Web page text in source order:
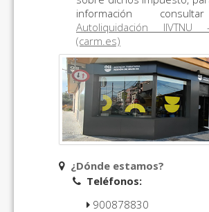
información
Autoliquidación IIVTNU
(carm.es)
¿Dónde estamos?
Teléfonos:
900878830